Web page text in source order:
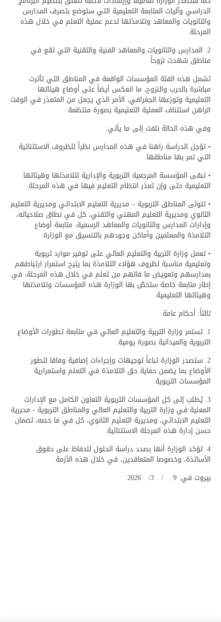
الدراسي وآليات المتابعة التعليمية التي ستوضع بتصرف المدارس
والثانويات والمعاهد وتلامذتها لدعم عملية التعلم في خلال هذه
المرحلة.
2. المدارس والثانويات والمعاهد الفنية والتقنية التي تقع في
مناطق شهدت نزوحاً
تشمل هذه الفئة المؤسسات الواقعة في المناطق التي تأثرت
مباشرة بالحرب والنزوح، ما انعكس أيضاً على أوضاع هيئاتها
التعليمية وتوزعها الجغرافي، الأمر الذي يجعل من المتعذر في الوقت
الراهن استئناف العملية التعليمية بصورة منتظمة.
وفي هذه الحالة نلفت إلى ما يأتي:
• تؤجل الدراسة راهنا في هذه المدارس نظراً للظروف الاستثنائية
التي تمر بها مناطقها.
• تبقى المؤسسة المرجعية التربوية والإدارية لتلامذتها وهيئاتها
التعليمية حتى وإن تعذر انتظام التعليم فيها في هذه المرحلة.
• تتولى المناطق التربوية – مديرية التعليم الابتدائي ومديرية التعليم
الثانوي ومديرية التعليم المهني والتقني، كل في نطاق صلاحياته،
وإدارات المدارس والثانويات والمعاهد الرسمية، متابعة أوضاع
التلامذة والمعلمين وأماكن وجودهم بالتنسيق مع الوزارة.
• تعمل وزارة التربية والتعليم العالي على توفير موارد تربوية
وتعليمية مناسبة لظروف هؤلاء التلامذة بما يتيح استمرار ارتباطهم
بمدارسهم وتعويض ما فاتهم من تعلم في خلال هذه المرحلة، في
إطار متابعة خاصة ستخصّ بها الوزارة هذه المؤسسات وتلامذتها
وهيئاتها التعليمية.
ثالثاً: أحكام عامة
1. تستمر وزارة التربية والتعليم العالي في متابعة تطورات الأوضاع
التربوية والميدانية بصورة يومية.
2. ستصدر الوزارة تباعاً توجيهات وإجراءات إضافية وفاقا لتطور
الأوضاع بما يضمن حماية حق التلامذة في التعلم واستمرارية
المؤسسات التربوية.
3. يُطلب إلى كل المؤسسات التربوية التعاون الكامل مع الإدارات
المعنية في وزارة التربية والتعليم العالي والمناطق التربوية - مديرية
التعليم الابتدائي، ومديرية التعليم الثانوي، كل في ما خصه، لضمان
حسن إدارة هذه المرحلة الاستثنائية.
4. تؤكد الوزارة أنها بصدد دراسة الحلول للحفاظ على حقوق
الأساتذة، وخصوصا المتعاقدين، في خلال هذه الأزمة.
بيروت في: 9 / 3/ 2026